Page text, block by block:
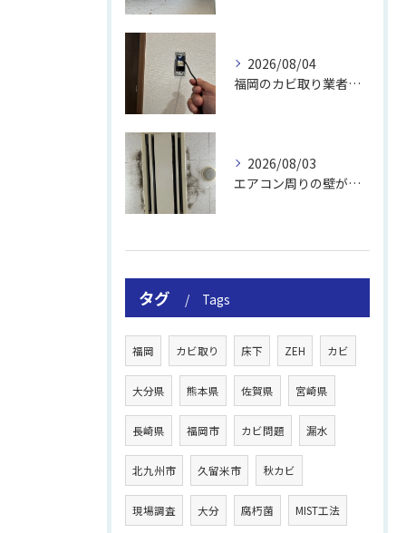
2026/08/04
福岡のカビ取り業者おすすめの選び方と費用
2026/08/03
エアコン周りの壁が結露しやすい理由
タグ Tags
福岡 カビ取り 床下 ZEH カビ
大分県 熊本県 佐賀県 宮崎県
長崎県 福岡市 カビ問題 漏水
北九州市 久留米市 秋カビ
現場調査 大分 腐朽菌 MIST工法